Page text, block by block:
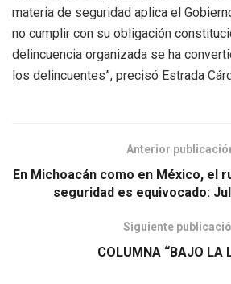
materia de seguridad aplica el
no cumplir con su obligación
delincuencia organizada se ha
los delincuentes”, precisó Estrada
Anterior
En Michoacán como en México, el
seguridad es equivocado:
Siguiente
COLUMNA “BAJO LA